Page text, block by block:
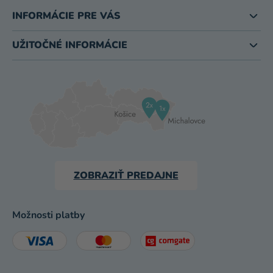
INFORMÁCIE PRE VÁS
UŽITOČNÉ INFORMÁCIE
ZOBRAZIŤ PREDAJNE
Možnosti platby